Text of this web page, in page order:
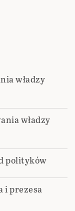
władzy
władzy
polityków
i prezesa